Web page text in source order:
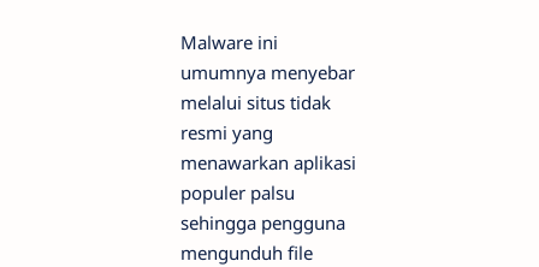
Malware ini
umumnya menyebar
melalui situs tidak
resmi yang
menawarkan aplikasi
populer palsu
sehingga pengguna
mengunduh file